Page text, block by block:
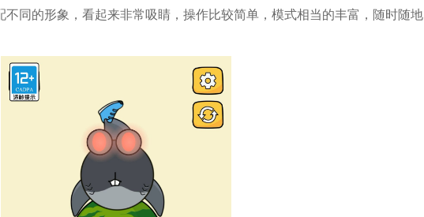
同的形象，看起来非常吸睛，操作比较简单，模式相当的丰富，随时随地